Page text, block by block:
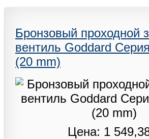
Бронзовый проходной
вентиль Goddard
(20 mm)
Цена: 1